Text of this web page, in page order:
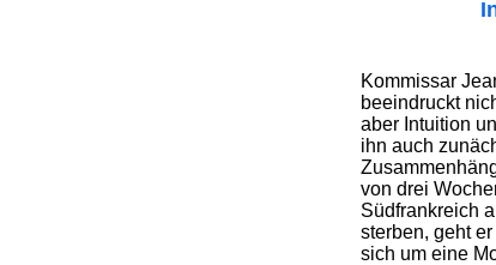
Kommissar
beeindruckt
aber Intuition
ihn auch
von drei
Südfrankreich
sterben, geht
sich um eine